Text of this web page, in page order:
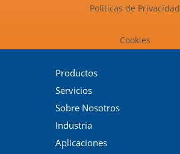
Politicas de Privacidad
Cookies
Productos
Servicios
Sobre Nosotros
Industria
Aplicaciones